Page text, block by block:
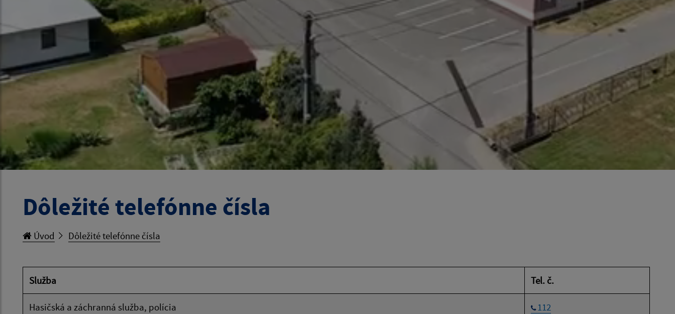
Dôležité telefónne čísla
Úvod Dôležité telefónne čísla
Služba Tel. č.
Hasičská a záchranná služba, polícia 112